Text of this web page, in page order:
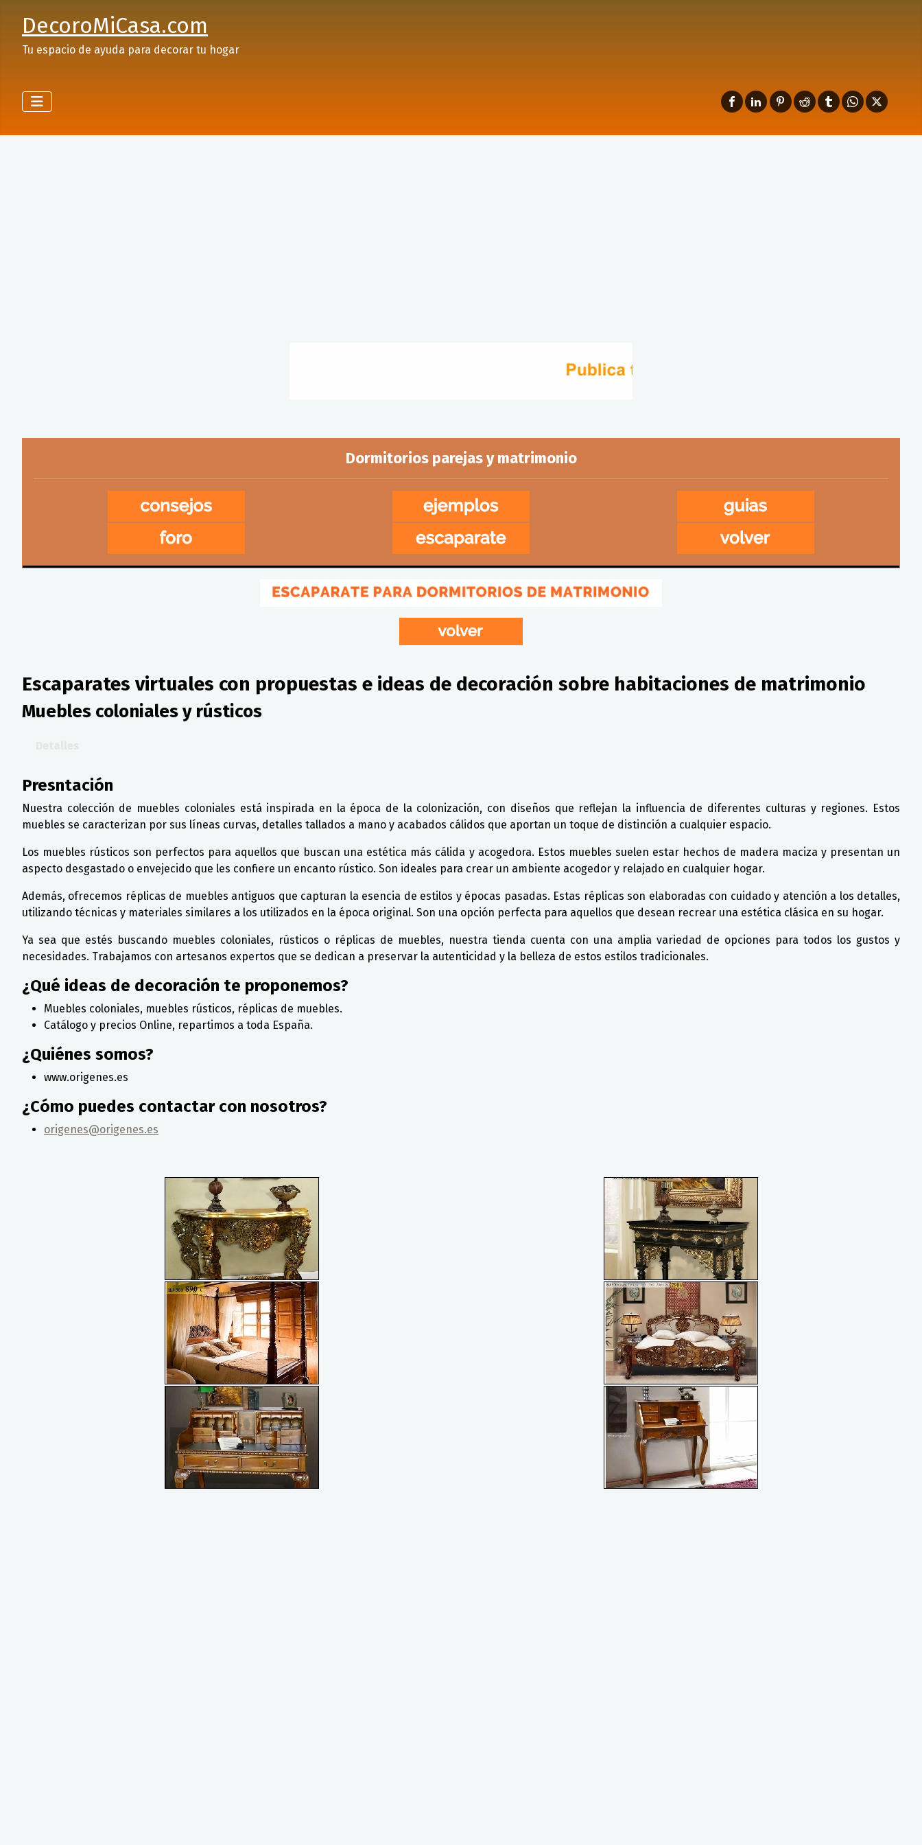
DecoroMiCasa.com
Tu espacio de ayuda para decorar tu hogar
Dormitorios parejas y matrimonio
Escaparates virtuales con propuestas e ideas de decoración sobre habitaciones de matrimonio
Muebles coloniales y rústicos
Presntación
Nuestra colección de muebles coloniales está inspirada en la época de la colonización, con diseños que reflejan la influencia de diferentes culturas y regiones. Estos
muebles se caracterizan por sus líneas curvas, detalles tallados a mano y acabados cálidos que aportan un toque de distinción a cualquier espacio.
Los muebles rústicos son perfectos para aquellos que buscan una estética más cálida y acogedora. Estos muebles suelen estar hechos de madera maciza y presentan un
aspecto desgastado o envejecido que les confiere un encanto rústico. Son ideales para crear un ambiente acogedor y relajado en cualquier hogar.
Además, ofrecemos réplicas de muebles antiguos que capturan la esencia de estilos y épocas pasadas. Estas réplicas son elaboradas con cuidado y atención a los detalles,
utilizando técnicas y materiales similares a los utilizados en la época original. Son una opción perfecta para aquellos que desean recrear una estética clásica en su hogar.
Ya sea que estés buscando muebles coloniales, rústicos o réplicas de muebles, nuestra tienda cuenta con una amplia variedad de opciones para todos los gustos y
necesidades. Trabajamos con artesanos expertos que se dedican a preservar la autenticidad y la belleza de estos estilos tradicionales.
¿Qué ideas de decoración te proponemos?
Muebles coloniales, muebles rústicos, réplicas de muebles.
Catálogo y precios Online, repartimos a toda España.
¿Quiénes somos?
www.origenes.es
¿Cómo puedes contactar con nosotros?
origenes@origenes.es